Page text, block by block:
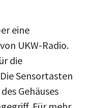
eine
UKW-Radio.
die
Sensortasten
Gehäuses